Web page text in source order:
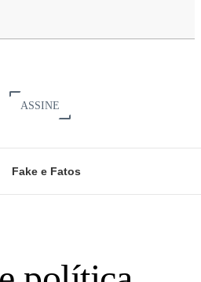
ASSINE
Fake e Fatos